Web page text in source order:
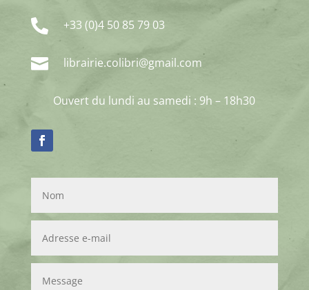
 +33 (0)4 50 85 79 03
 librairie.colibri@gmail.com
Ouvert du lundi au samedi : 9h – 18h30